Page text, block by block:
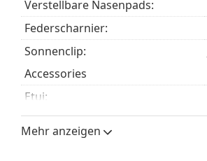
Es ist ein Medizinprodukt. Lesen
Verstellbare Nasenpads:
Federscharnier:
Sonnenclip:
Accessories
Etui:
Reinigungstuch:
Mehr anzeigen